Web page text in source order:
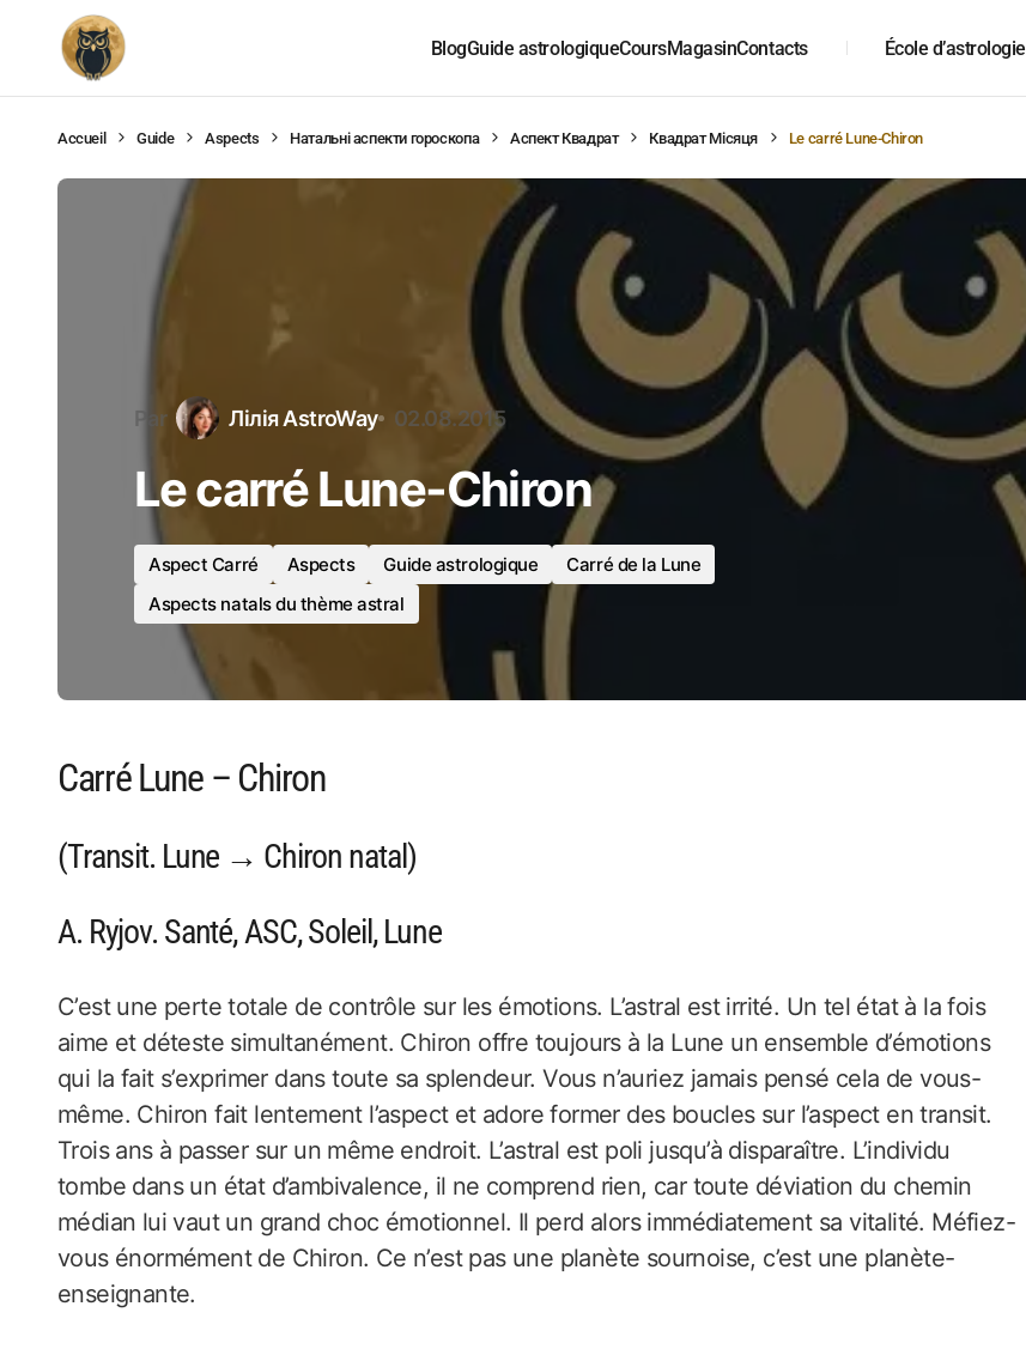
BlogGuide astrologiqueCoursMagasinContacts École d’astrologie
Accueil Guide Aspects Натальні аспекти гороскопа Аспект Квадрат Квадрат Місяця Le carré Lune-Chiron
Par Лілія AstroWay 02.08.2015
Le carré Lune-Chiron
Aspect Carré Aspects Guide astrologique
Carré de la Lune
Aspects natals du thème astral
Carré Lune – Chiron
(Transit. Lune → Chiron natal)
A. Ryjov. Santé, ASC, Soleil, Lune
C’est une perte totale de contrôle sur les émotions. L’astral est irrité. Un tel état à la fois
aime et déteste simultanément. Chiron offre toujours à la Lune un ensemble d’émotions
qui la fait s’exprimer dans toute sa splendeur. Vous n’auriez jamais pensé cela de vous-
même. Chiron fait lentement l’aspect et adore former des boucles sur l’aspect en transit.
Trois ans à passer sur un même endroit. L’astral est poli jusqu’à disparaître. L’individu
tombe dans un état d’ambivalence, il ne comprend rien, car toute déviation du chemin
médian lui vaut un grand choc émotionnel. Il perd alors immédiatement sa vitalité. Méfiez-
vous énormément de Chiron. Ce n’est pas une planète sournoise, c’est une planète-
enseignante.